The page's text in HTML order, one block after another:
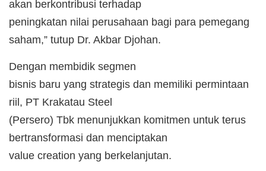
akan berkontribusi terhadap
peningkatan nilai perusahaan bagi para pemegang
saham,” tutup Dr. Akbar Djohan.
Dengan membidik segmen
bisnis baru yang strategis dan memiliki permintaan
riil, PT Krakatau Steel
(Persero) Tbk menunjukkan komitmen untuk terus
bertransformasi dan menciptakan
value creation yang berkelanjutan.